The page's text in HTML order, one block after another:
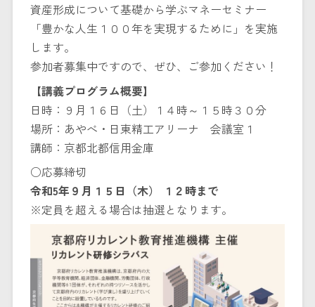
資産形成について基礎から学ぶマネーセミナー
「豊かな人生１００年を実現するために」を実施
します。
参加者募集中ですので、ぜひ、ご参加ください！
【講義プログラム概要】
日時：９月１６日（土）１４時～１５時３０分
場所：あやべ・日東精工アリーナ 会議室１
講師：京都北都信用金庫
○応募締切
令和5年９月１５日（木） １２時まで
※定員を超える場合は抽選となります。